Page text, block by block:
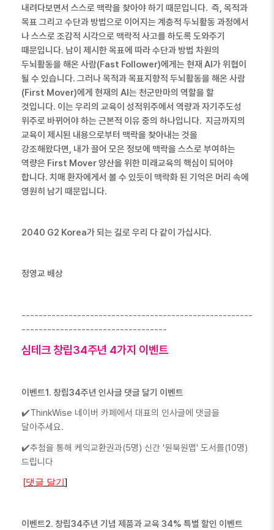
내려다보면서 스스로 맥락을 찾아야 하기 때문입니다. 즉 목적과
목표 그리고 수단과 방법으로 이어지는 계층적 두뇌활동 과정에서
나 스스로 조감적 시각으로 맥락적 사고를 하도록 도와주기
때문입니다. 남이 제시한 목표에 따라 수단과 방법 차원의
두뇌활동을 해온 사람(Fast Follower)에게는 현재 AI가 위협이
될 수 있습니다. 그러나 목적과 목표지향적 두뇌활동을 해온 사람
(First Mover)에게 현재의 AI는 천군만마의 역할을 할
것입니다. 이는 우리의 교육이 성적위주에서 역량과 자기주도성
위주로 바뀌어야 하는 근본적 이유 중의 하나입니다. 지금까지의
교육이 제시된 내용으로부터 맥락을 찾아내는 것을
강조해왔다면 내가 끌어 모은 정보에 맥락을 스스로 부여하는
역량은 First Mover양산을 위한 미래교육의 핵심이 되어야
합니다. 치매 환자에게서 볼 수 있듯이 맥락화 된 기억은 머리 속에
영원히 남기 때문입니다.
2040 G2 Korea가 되는 길로 우리 다 같이 가십시다.
정영교 배상
------------------------------------------------------
----------------------------------
심테크 창립34주년 4가지 이벤트
이벤트1. 창립34주년 인사글 댓글 달기 이벤트
✔️ThinkWise 네이버 카페에서 대표의 인사글에 댓글을
달아주세요.
✔️추첨을 통해 케익교환권과(5명) 신간 '원북원맵' 도서를(10명)
드립니다
[댓글 달기 ]
이벤트2. 창립34주년 기념 제품과 교육 34% 특별 할인 이벤트